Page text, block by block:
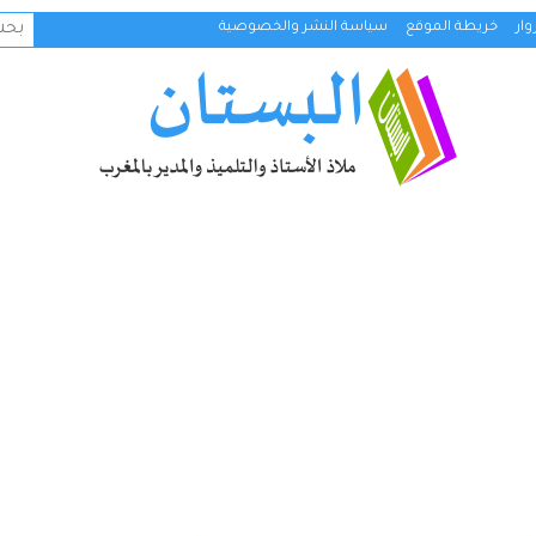
خريطة الموقع سياسة النشر والخصوصية
عن: